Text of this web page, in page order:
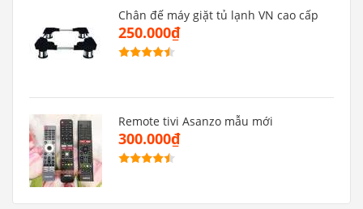
Chân đế máy giặt tủ lạnh VN cao cấp
250.000₫
Remote tivi Asanzo mẫu mới
300.000₫